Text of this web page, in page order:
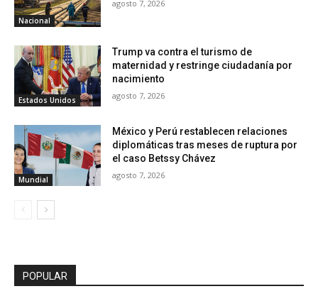
Nacional
agosto 7, 2026
Estados Unidos
Trump va contra el turismo de
maternidad y restringe ciudadanía por
nacimiento
agosto 7, 2026
Mundial
México y Perú restablecen relaciones
diplomáticas tras meses de ruptura por
el caso Betssy Chávez
agosto 7, 2026
POPULAR